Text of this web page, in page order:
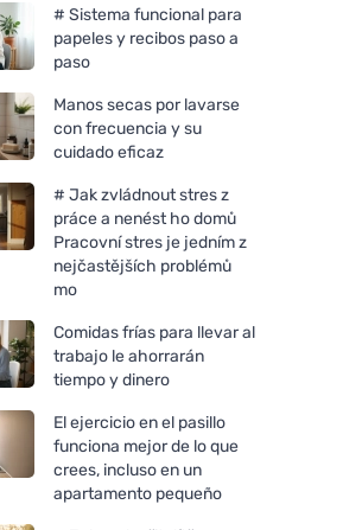
# Sistema funcional para
papeles y recibos paso a
paso
Manos secas por lavarse
con frecuencia y su
cuidado eficaz
# Jak zvládnout stres z
práce a nenést ho domů
Pracovní stres je jedním z
nejčastějších problémů
mo
Comidas frías para llevar al
trabajo le ahorrarán
tiempo y dinero
El ejercicio en el pasillo
funciona mejor de lo que
crees, incluso en un
apartamento pequeño